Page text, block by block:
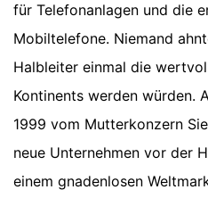
für Telefonanlagen und die
Mobiltelefone. Niemand
Halbleiter einmal die
Kontinents werden würden.
1999 vom Mutterkonzern
neue Unternehmen vor der
einem gnadenlosen